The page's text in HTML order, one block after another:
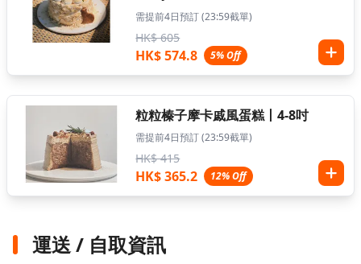
需提前4日預訂 (23:59截單)
HK$ 605
HK$ 574.8 5% Off
粒粒榛子摩卡戚風蛋糕丨4-8吋
需提前4日預訂 (23:59截單)
HK$ 415
HK$ 365.2 12% Off
運送 / 自取資訊